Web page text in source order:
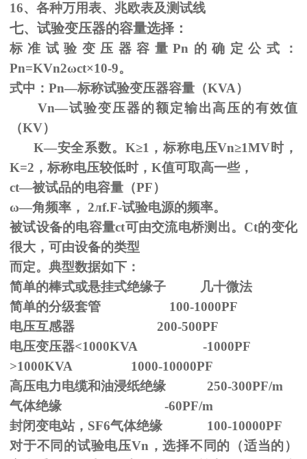
16、各种万用表、兆欧表及测试线
七、试验变压器的容量选择：
标准试验变压器容量Pn 的确定公式：
Pn=KVn2ωct×10-9。
式中： Pn—标称试验变压器容量（KVA）
Vn—试验变压器的额定输出高压的有效值
（KV）
K—安全系数。 K≥1，标称电压Vn≥1MV时，
K=2，标称电压较低时，K值可取高一些，
ct—被试品的电容量（PF）
ω—角频率， 2лf.F-试验电源的频率。
被试设备的电容量ct可由交流电桥测出。Ct的变化
很大，可由设备的类型
而定。典型数据如下：
简单的棒式或悬挂式绝缘子 几十微法
简单的分级套管 100-1000PF
电压互感器 200-500PF
电压变压器<1000KVA -1000PF
>1000KVA 1000-10000PF
高压电力电缆和油浸纸绝缘 250-300PF/m
气体绝缘 -60PF/m
封闭变电站，SF6气体绝缘 100-10000PF
对于不同的试验电压Vn ，选择不同的（适当的）